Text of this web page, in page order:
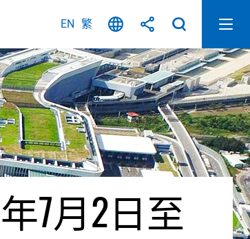
EN 繁
7月2日至